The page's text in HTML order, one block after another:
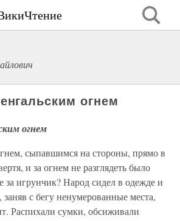
огнем
огнем
сыпавшимся на стороны, прямо в
и за огнем не разглядеть было
за игрунчик? Народ сидел в одежде и
с бегу ненумерованные места,
Распихали сумки, обсиживали